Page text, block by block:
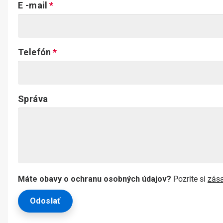
E -mail
Telefón
Správa
Máte obavy o ochranu osobných údajov? Pozrite si